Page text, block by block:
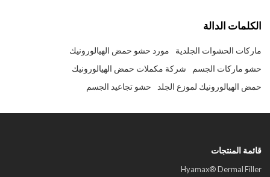
الكلمات الدالة
ماركات الحشوات الجلدية
مورد حشو حمض الهيالورونيك
حشو ماركات الجسم
شركة مكملات حمض الهيالورونيك
حمض الهيالورونيك لموزع الجلد
حشو تجاعيد الجسم
قائمة المنتجات
Hyamax® Dermal Filler